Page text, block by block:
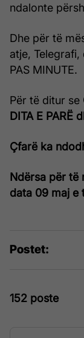
ndalonte
Dhe për të
atje, Telegrafi,
PAS MINUTE.
Për të ditur se
DITA E PARË
Çfarë ka
Ndërsa për të
data 09 maj e
Postet:
152 poste